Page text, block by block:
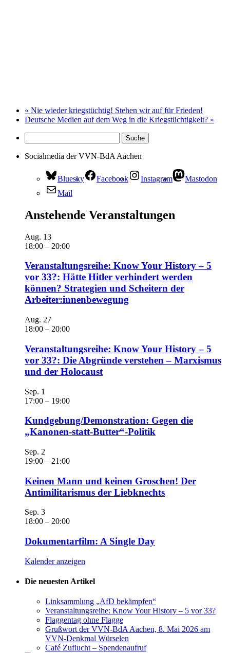
« Nie wieder kriegstüchtig! Stehen wir auf für Frieden!
Deutsche Medien auf dem Weg in die Kriegstüchtigkeit? »
Socialmedia der VVN-BdA Aachen
Bluesky Facebook Instagram
Mastodon
Mail
Anstehende Veranstaltungen
Aug. 13
18:00 – 20:00
Veranstaltungsreihe: Know Your History – 5
vor 33?: Hätte Hitler verhindert werden
können? Strategien und Scheitern der
Arbeiter:innenbewegung
Aug. 27
18:00 – 20:00
Veranstaltungsreihe: Know Your History – 5
vor 33?: Die Abgründe verstehen – Marxismus
und der Holocaust
Sep. 1
17:00 – 19:00
Kundgebung/Demonstration: Gegen die
„Kanonen-statt-Butter“-Politik
Sep. 2
19:00 – 21:00
Keinen Mann und keinen Groschen! Der
Antimilitarismus der Liebknechts
Sep. 3
18:00 – 20:00
Dokumentarfilm: A Single Day
Kalender anzeigen
Die neuesten Artikel
Linksammlung „AfD bekämpfen“
Veranstaltungsreihe: Know Your History – 5 vor 33?
Flaggentag ohne Flagge
Grußwort der VVN-BdA Aachen, 8. Mai 2026 am
VVN-Denkmal Würselen
Café Zuflucht – Spendenaufruf